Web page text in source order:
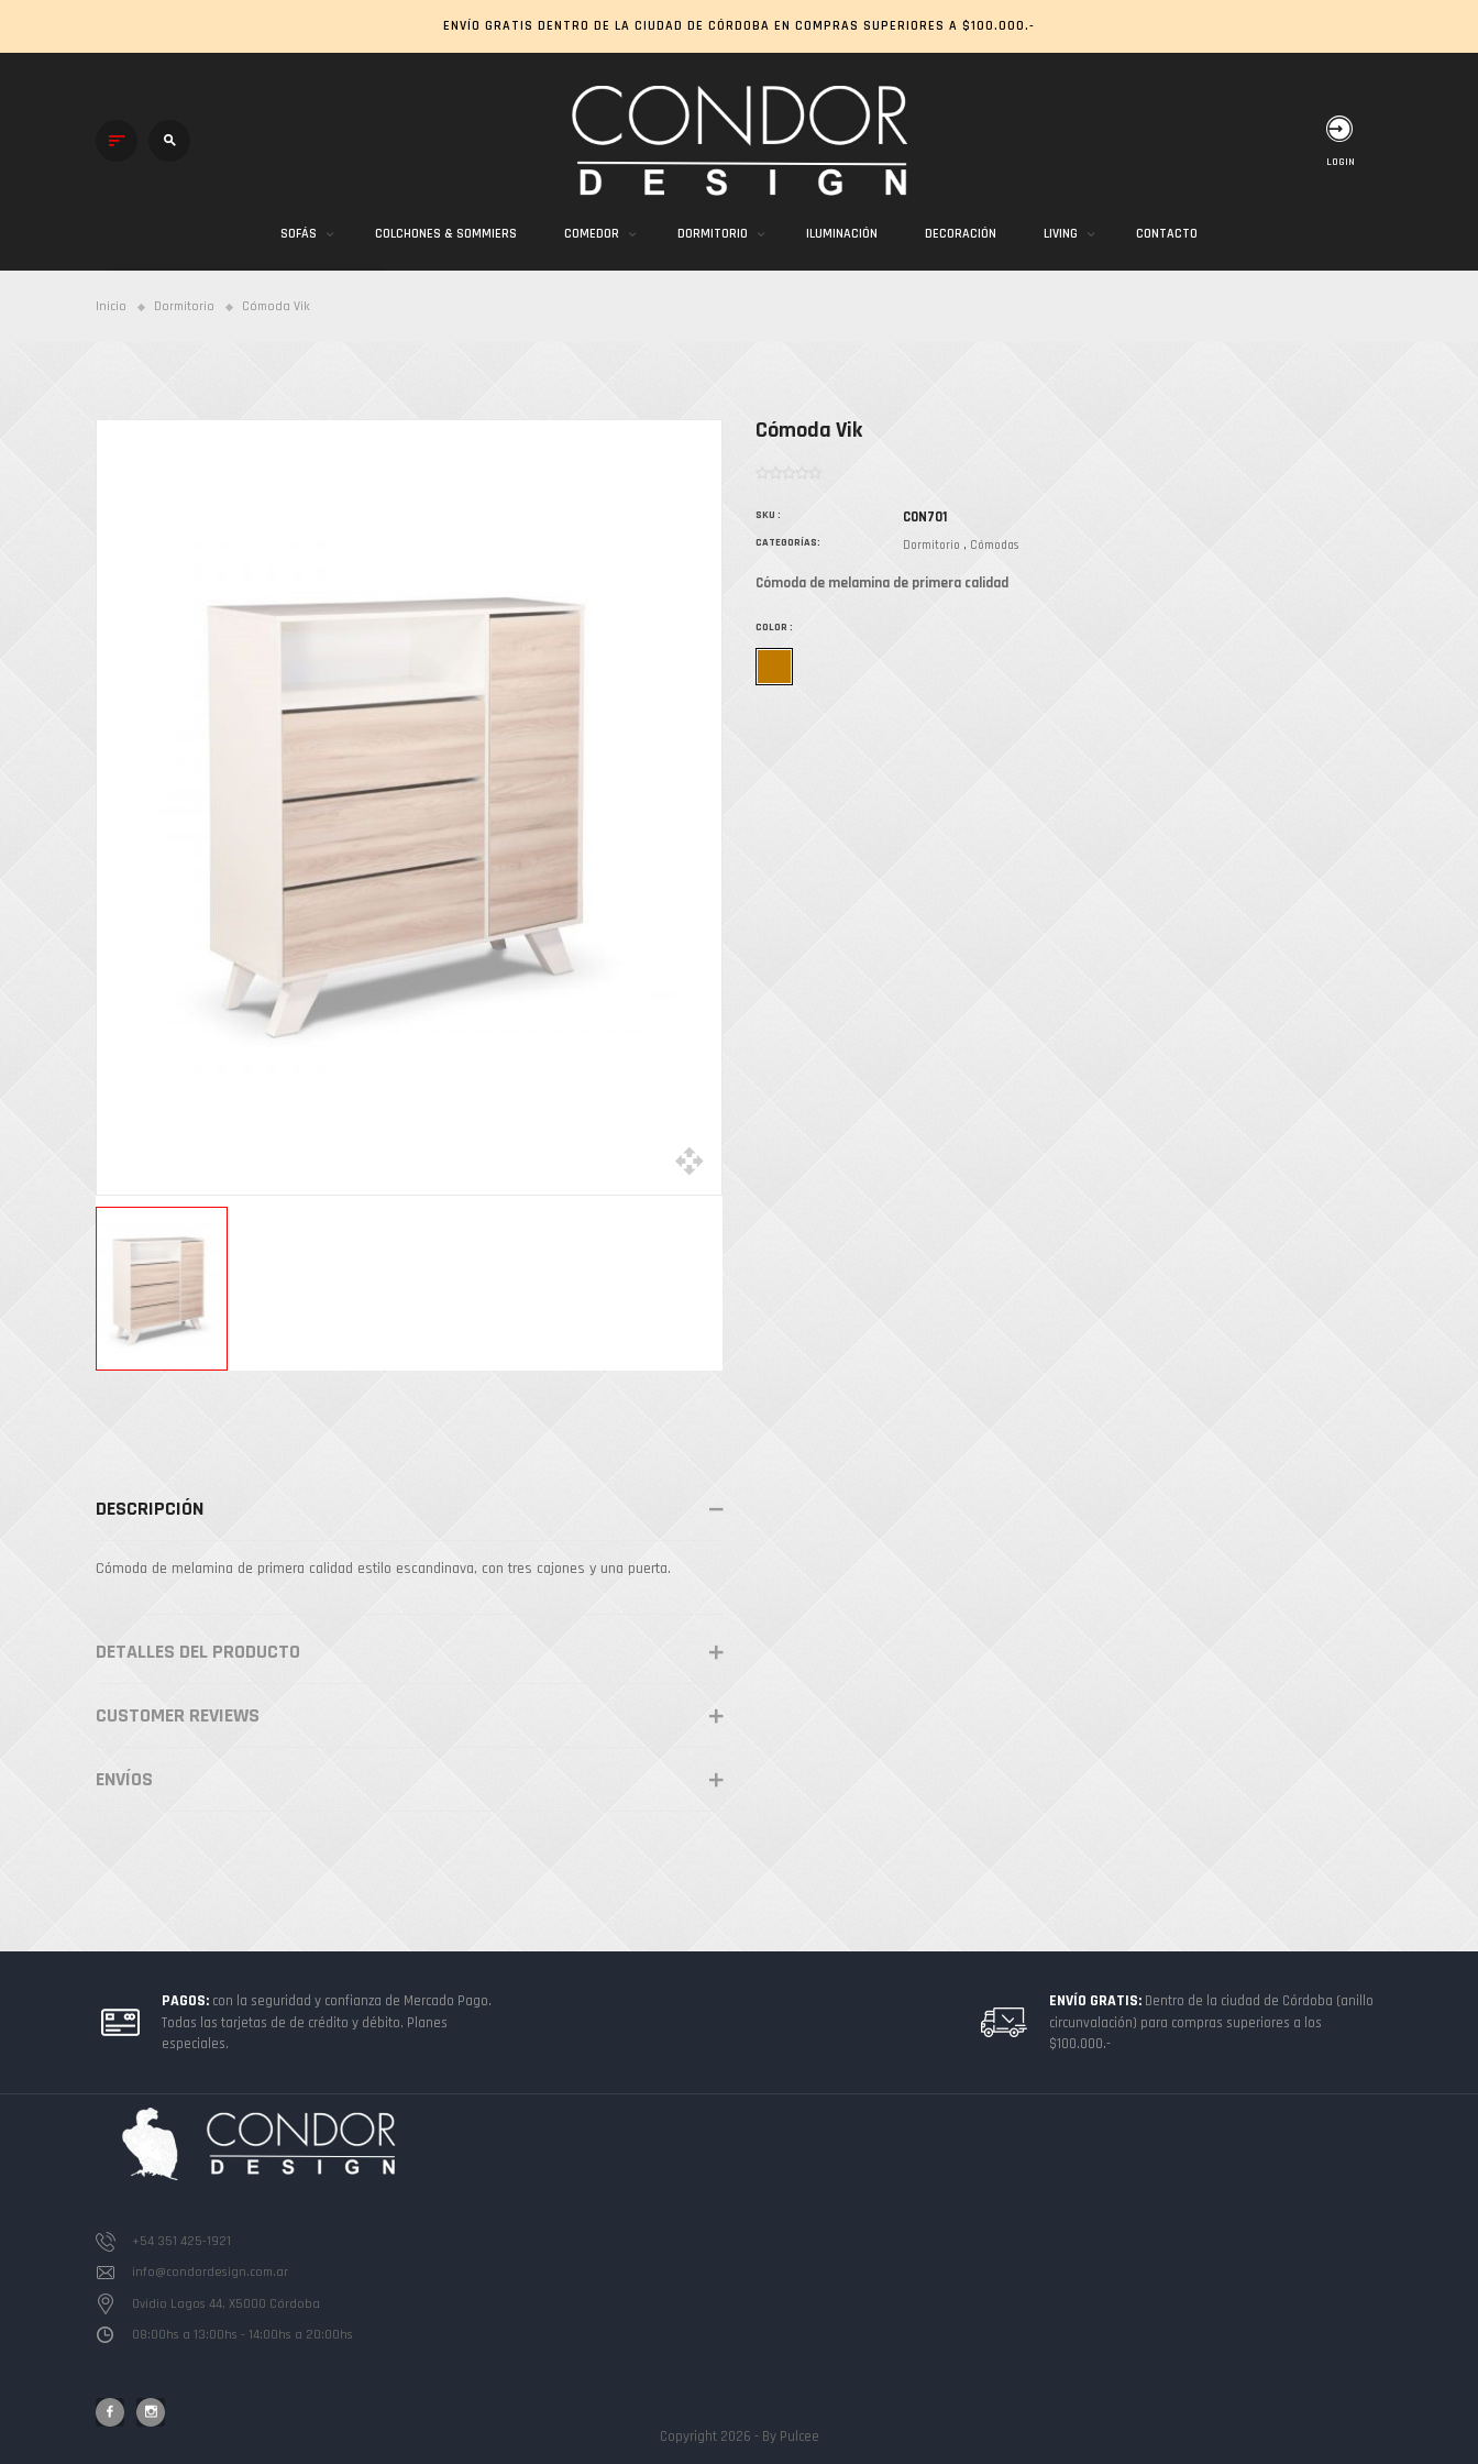
ENVÍO GRATIS DENTRO DE LA CIUDAD DE CÓRDOBA EN COMPRAS SUPERIORES A $100.000.-
LOGIN
SOFÁS COLCHONES & SOMMIERS COMEDOR DORMITORIO ILUMINACIÓN DECORACIÓN LIVING CONTACTO
Inicio Dormitorio Cómoda Vik
DESCRIPCIÓN
Cómoda de melamina de primera calidad estilo escandinava, con tres cajones y una puerta.
DETALLES DEL PRODUCTO
CUSTOMER REVIEWS
ENVÍOS
Cómoda Vik
SKU : CON701
CATEGORÍAS: Dormitorio Cómodas
Cómoda de melamina de primera calidad
COLOR :
Blanco-
PAGOS: con la seguridad y confianza de Mercado Pago.
Todas las tarjetas de de crédito y débito. Planes
especiales.
ENVÍO GRATIS: Dentro de la ciudad de Córdoba (anillo
circunvalación) para compras superiores a los
$100.000.-
+54 351 425-1921
info@condordesign.com.ar
Ovidio Lagos 44, X5000 Córdoba
08:00hs a 13:00hs - 14:00hs a 20:00hs
Copyright 2026 - By Pulcee